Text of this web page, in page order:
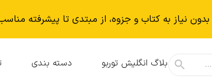
نياز به كتاب و جزوه، از مبتدی تا پیشرفته
بلاگ انگلیش توربو دسته بندی